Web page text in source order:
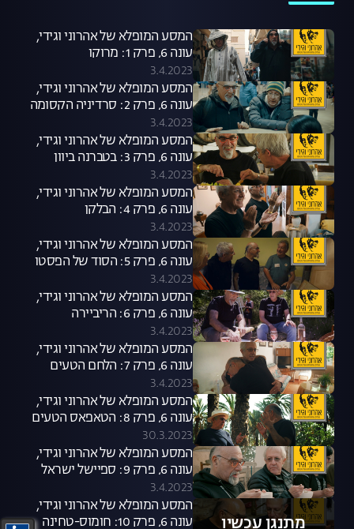
המסע המופלא של אהרוני וגידי,
עונה 6, פרק 1: מרוקו
3.4.2023
המסע המופלא של אהרוני וגידי,
עונה 6, פרק 2: סרדיניה הקסומה
3.4.2023
המסע המופלא של אהרוני וגידי,
עונה 6, פרק 3: בטברנה ביוון
3.4.2023
המסע המופלא של אהרוני וגידי,
עונה 6, פרק 4: הבלקן
3.4.2023
המסע המופלא של אהרוני וגידי,
עונה 6, פרק 5: הסוד של הפסטו
3.4.2023
המסע המופלא של אהרוני וגידי,
עונה 6, פרק 6: הריביירה
הצרפתית
3.4.2023
המסע המופלא של אהרוני וגידי,
עונה 6, פרק 7: הלחם הטעים
בעולם
3.4.2023
המסע המופלא של אהרוני וגידי,
עונה 6, פרק 8: הטאפאס הטעים
בעולם
30.3.2023
המסע המופלא של אהרוני וגידי,
עונה 6, פרק 9: ספיישל ישראל
3.4.2023
מתנגן עכשיו
המסע המופלא של אהרוני וגידי,
עונה 6, פרק 10: חומוס-טחינה